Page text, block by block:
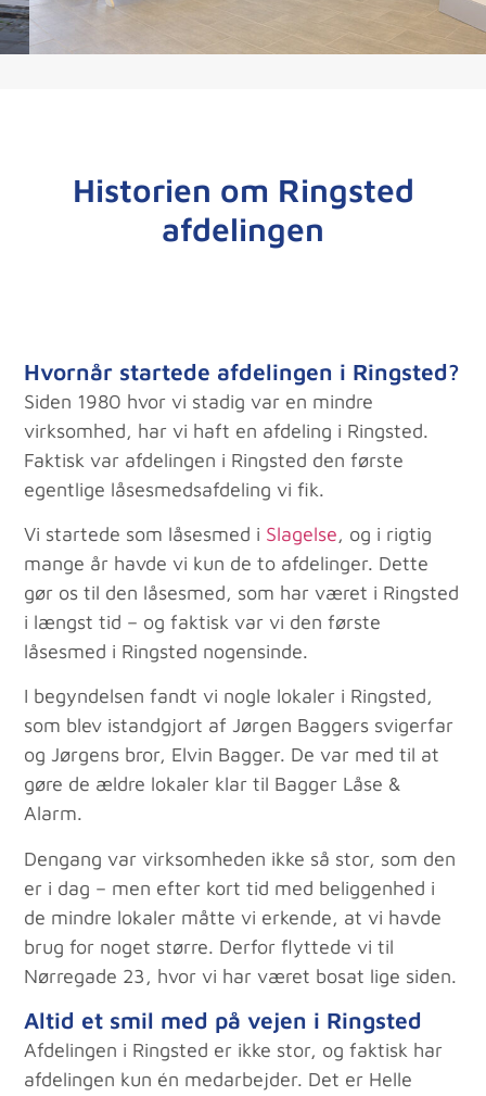
Historien om Ringsted
afdelingen
Hvornår startede afdelingen i Ringsted?
Siden 1980 hvor vi stadig var en mindre
virksomhed, har vi haft en afdeling i Ringsted.
Faktisk var afdelingen i Ringsted den første
egentlige låsesmedsafdeling vi fik.
Vi startede som låsesmed i Slagelse, og i rigtig
mange år havde vi kun de to afdelinger. Dette
gør os til den låsesmed, som har været i Ringsted
i længst tid – og faktisk var vi den første
låsesmed i Ringsted nogensinde.
I begyndelsen fandt vi nogle lokaler i Ringsted,
som blev istandgjort af Jørgen Baggers svigerfar
og Jørgens bror, Elvin Bagger. De var med til at
gøre de ældre lokaler klar til Bagger Låse &
Alarm.
Dengang var virksomheden ikke så stor, som den
er i dag – men efter kort tid med beliggenhed i
de mindre lokaler måtte vi erkende, at vi havde
brug for noget større. Derfor flyttede vi til
Nørregade 23, hvor vi har været bosat lige siden.
Altid et smil med på vejen i Ringsted
Afdelingen i Ringsted er ikke stor, og faktisk har
afdelingen kun én medarbejder. Det er Helle